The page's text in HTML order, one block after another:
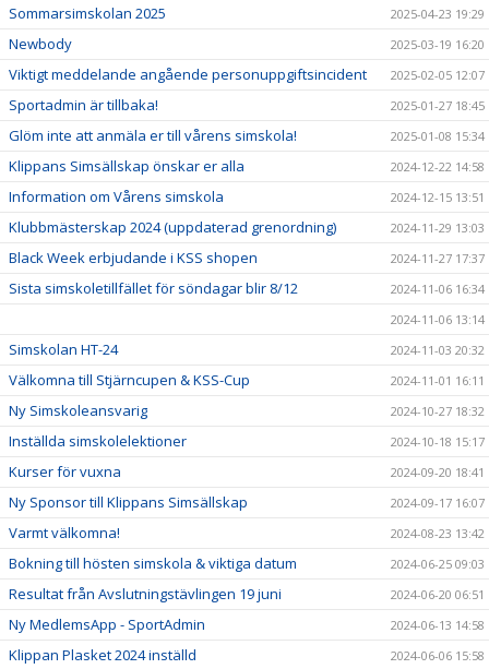
Sommarsimskolan 2025 2025-04-23 19:29
Newbody 2025-03-19 16:20
Viktigt meddelande angående personuppgiftsincident 2025-02-05 12:07
Sportadmin är tillbaka! 2025-01-27 18:45
Glöm inte att anmäla er till vårens simskola! 2025-01-08 15:34
Klippans Simsällskap önskar er alla 2024-12-22 14:58
Information om Vårens simskola 2024-12-15 13:51
Klubbmästerskap 2024 (uppdaterad grenordning) 2024-11-29 13:03
Black Week erbjudande i KSS shopen 2024-11-27 17:37
Sista simskoletillfället för söndagar blir 8/12
2024-11-06 16:34
2024-11-06 13:14
Simskolan HT-24 2024-11-03 20:32
Välkomna till Stjärncupen & KSS-Cup 2024-11-01 16:11
Ny Simskoleansvarig 2024-10-27 18:32
Inställda simskolelektioner 2024-10-18 15:17
Kurser för vuxna 2024-09-20 18:41
Ny Sponsor till Klippans Simsällskap 2024-09-17 16:07
Varmt välkomna! 2024-08-23 13:42
Bokning till hösten simskola & viktiga datum 2024-06-25 09:03
Resultat från Avslutningstävlingen 19 juni 2024-06-20 06:51
Ny MedlemsApp - SportAdmin 2024-06-13 14:58
Klippan Plasket 2024 inställd 2024-06-06 15:58